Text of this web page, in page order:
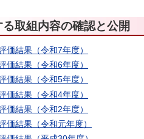
取組内容の確認と公開
価結果（令和7年度）
価結果（令和6年度）
価結果（令和5年度）
価結果（令和4年度）
価結果（令和2年度）
価結果（令和元年度）